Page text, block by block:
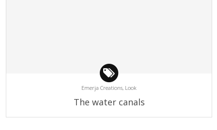
Emerja Creations, Look
The water canals